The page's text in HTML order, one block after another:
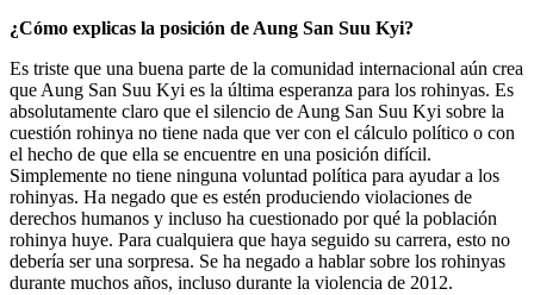
¿Cómo explicas la posición de Aung San Suu Kyi?
Es triste que una buena parte de la comunidad internacional aún crea
que Aung San Suu Kyi es la última esperanza para los rohinyas. Es
absolutamente claro que el silencio de Aung San Suu Kyi sobre la
cuestión rohinya no tiene nada que ver con el cálculo político o con
el hecho de que ella se encuentre en una posición difícil.
Simplemente no tiene ninguna voluntad política para ayudar a los
rohinyas. Ha negado que es estén produciendo violaciones de
derechos humanos y incluso ha cuestionado por qué la población
rohinya huye. Para cualquiera que haya seguido su carrera, esto no
debería ser una sorpresa. Se ha negado a hablar sobre los rohinyas
durante muchos años, incluso durante la violencia de 2012.